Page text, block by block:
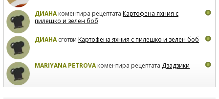
ДИАНАкоментира рецептата Картофена яхния с
пилешко и зелен боб
ДИАНАсготви Картофена яхния с пилешко и зелен боб
MARIYANA PETROVAкоментира рецептата Дзадзики